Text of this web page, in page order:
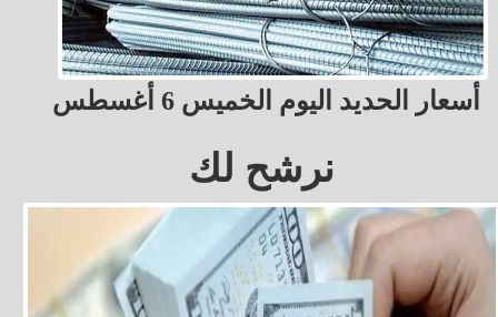
أسعار الحديد اليوم الخميس 6 أغسطس
نرشح لك